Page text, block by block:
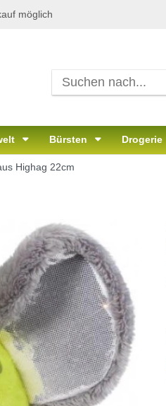
möglich
Bürsten Drogerie
Highag 22cm